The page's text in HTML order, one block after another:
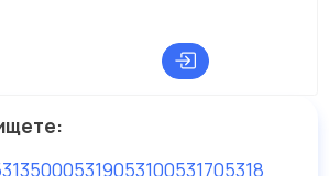
50005319053100531705318